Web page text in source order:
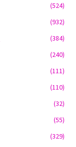
(524)
(932)
(384)
(240)
(111)
(110)
(32)
(55)
(329)